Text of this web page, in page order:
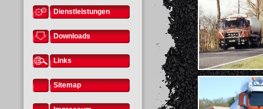
Dienstleistungen
Downloads
Links
Sitemap